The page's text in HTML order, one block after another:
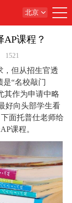
北京
AP课程？
1521
，但从招生官透
“名校敲门
其作为申请中略
好向头部学生看
面托普仕老师给
课程。